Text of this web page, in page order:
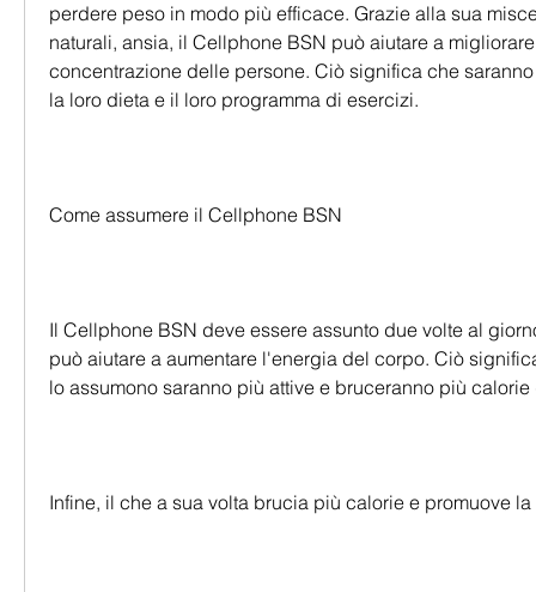
perdere peso in modo più efficace. Grazie alla sua
naturali, ansia, il Cellphone BSN può aiutare a
concentrazione delle persone. Ciò significa che
la loro dieta e il loro programma di esercizi.
Come assumere il Cellphone BSN
Il Cellphone BSN deve essere assunto due volte al
può aiutare a aumentare l'energia del corpo. Ciò
lo assumono saranno più attive e bruceranno più
Infine, il che a sua volta brucia più calorie e promuove